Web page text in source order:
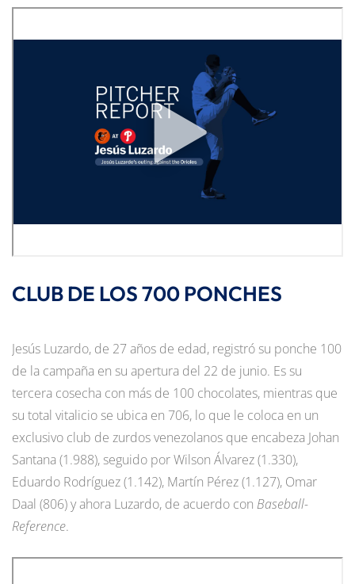
CLUB DE LOS 700 PONCHES
Jesús Luzardo, de 27 años de edad, registró su ponche 100
de la campaña en su apertura del 22 de junio. Es su
tercera cosecha con más de 100 chocolates, mientras que
su total vitalicio se ubica en 706, lo que le coloca en un
exclusivo club de zurdos venezolanos que encabeza Johan
Santana (1.988), seguido por Wilson Álvarez (1.330),
Eduardo Rodríguez (1.142), Martín Pérez (1.127), Omar
Daal (806) y ahora Luzardo, de acuerdo con Baseball-
Reference.